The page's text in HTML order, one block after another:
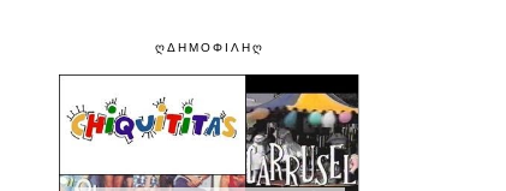
ᲦΔΗΜΟΦΙΛΗᲦ